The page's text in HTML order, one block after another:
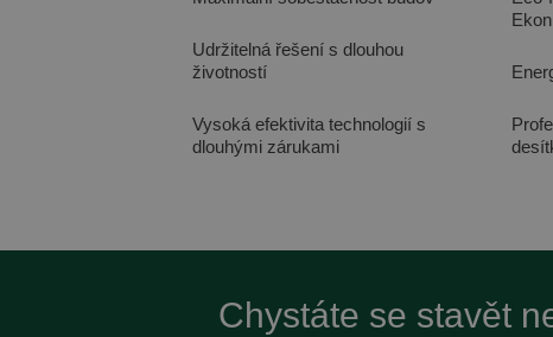
Udržitelná řešení s dlouhou
životností
Vysoká efektivita technologií s
dlouhými zárukami
Chystáte se stavět